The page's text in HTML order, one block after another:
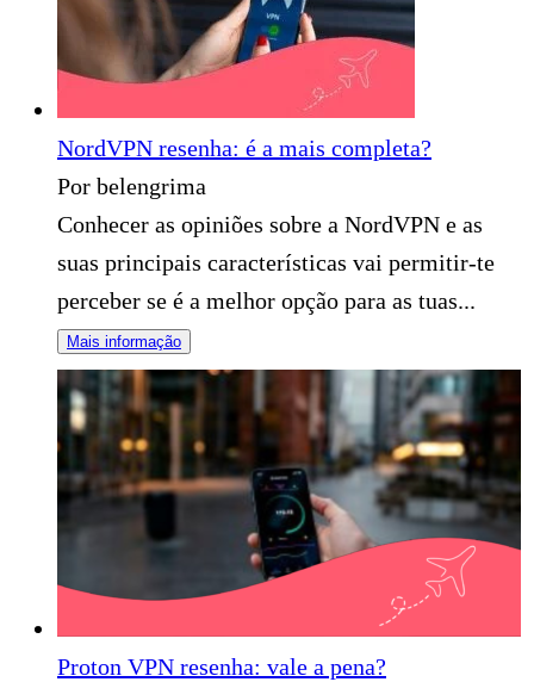
NordVPN resenha: é a mais completa?
Por belengrima
Conhecer as opiniões sobre a NordVPN e as
suas principais características vai permitir-te
perceber se é a melhor opção para as tuas...
Mais informação
Proton VPN resenha: vale a pena?